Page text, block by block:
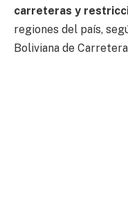
carreteras y
regiones del país,
Boliviana de